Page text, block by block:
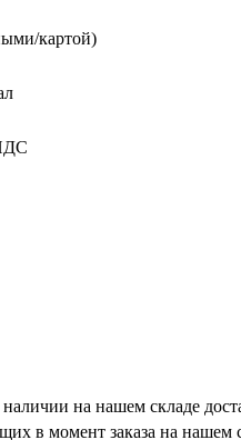
картой)
на нашем складе
в момент заказа на